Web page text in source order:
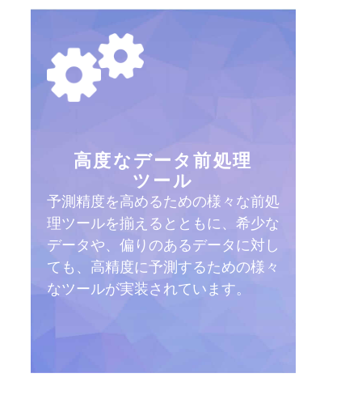
高度なデータ前処理
ツール
予測精度を高めるための様々な前処
理ツールを揃えるとともに、希少な
データや、偏りのあるデータに対し
ても、高精度に予測するための様々
なツールが実装されています。